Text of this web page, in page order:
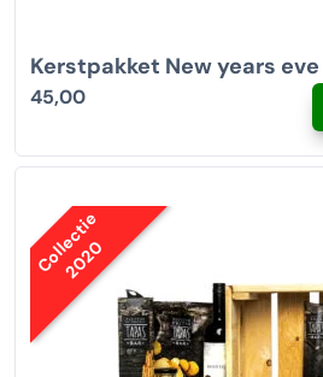
Kerstpakket New years eve
45,00
Collectie
2020